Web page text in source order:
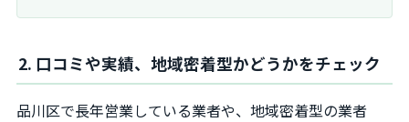
2. 口コミや実績、地域密着型かどうかをチェック
品川区で長年営業している業者や、地域密着型の業者